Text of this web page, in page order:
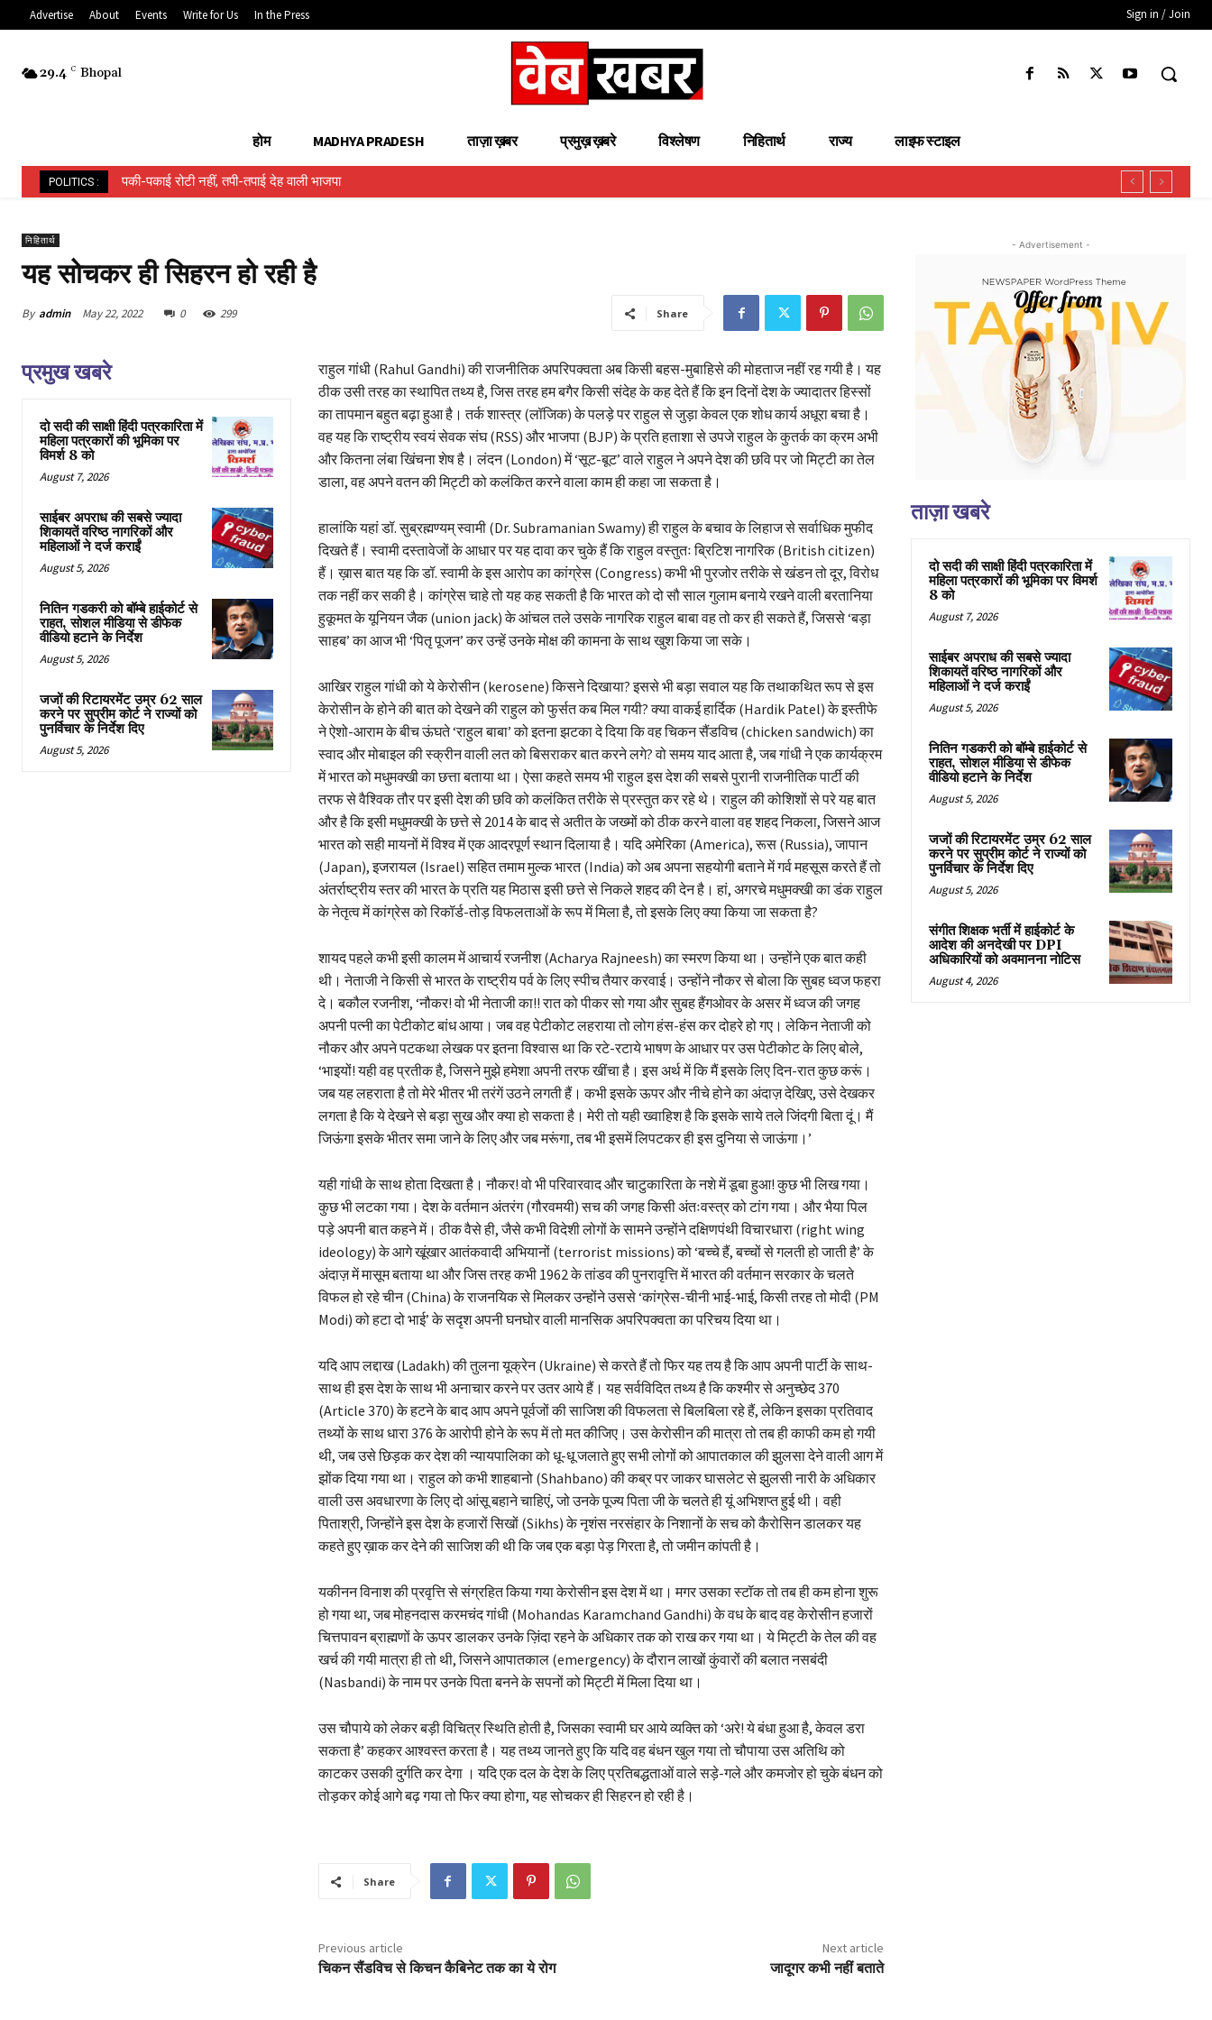
Advertise About Events Write for Us In the Press Sign in / Join
29.4 C Bhopal
होम MADHYA PRADESH ताज़ा ख़बर प्रमुख़ ख़बरे विश्लेषण निहितार्थ राज्य लाइफ स्टाइल
POLITICS : पकी-पकाई रोटी नहीं, तपी-तपाई देह वाली भाजपा
निहितार्थ
यह सोचकर ही सिहरन हो रही है
By admin May 22, 2022 0 299 Share
प्रमुख खबरे
दो सदी की साक्षी हिंदी पत्रकारिता में
महिला पत्रकारों की भूमिका पर
विमर्श 8 को
August 7, 2026
साईबर अपराध की सबसे ज्यादा
शिकायतें वरिष्ठ नागरिकों और
महिलाओं ने दर्ज कराईं
August 5, 2026
नितिन गडकरी को बॉम्बे हाईकोर्ट से
राहत, सोशल मीडिया से डीफेक
वीडियो हटाने के निर्देश
August 5, 2026
जजों की रिटायरमेंट उम्र 62 साल
करने पर सुप्रीम कोर्ट ने राज्यों को
पुनर्विचार के निर्देश दिए
August 5, 2026
राहुल गांधी (Rahul Gandhi) की राजनीतिक अपरिपक्वता अब किसी बहस-मुबाहिसे की मोहताज नहीं रह गयी है। यह
ठीक उसी तरह का स्थापित तथ्य है, जिस तरह हम बगैर किसी संदेह के कह देते हैं कि इन दिनों देश के ज्यादातर हिस्सों
का तापमान बहुत बढ़ा हुआ है। तर्क शास्त्र (लॉजिक) के पलड़े पर राहुल से जुड़ा केवल एक शोध कार्य अधूरा बचा है।
वह यह कि राष्ट्रीय स्वयं सेवक संघ (RSS) और भाजपा (BJP) के प्रति हताशा से उपजे राहुल के कुतर्क का क्रम अभी
और कितना लंबा खिंचना शेष है। लंदन (London) में ‘सूट-बूट’ वाले राहुल ने अपने देश की छवि पर जो मिट्टी का तेल
डाला, वह अपने वतन की मिट्टी को कलंकित करने वाला काम ही कहा जा सकता है।
हालांकि यहां डॉ. सुब्रह्मण्यम् स्वामी (Dr. Subramanian Swamy) ही राहुल के बचाव के लिहाज से सर्वाधिक मुफीद
दिखते हैं। स्वामी दस्तावेजों के आधार पर यह दावा कर चुके हैं कि राहुल वस्तुतः ब्रिटिश नागरिक (British citizen)
हैं। ख़ास बात यह कि डॉ. स्वामी के इस आरोप का कांग्रेस (Congress) कभी भी पुरजोर तरीके से खंडन तो दूर, विरोध
तक नहीं कर सकी है। कांग्रेस चाहे तो यह कह सकती है कि भारत को दो सौ साल गुलाम बनाये रखने वाली बरतानिया
हुकूमत के यूनियन जैक (union jack) के आंचल तले उसके नागरिक राहुल बाबा वह तो कर ही सकते हैं, जिससे ‘बड़ा
साहब’ का आज भी ‘पितृ पूजन’ कर उन्हें उनके मोक्ष की कामना के साथ खुश किया जा सके।
आखिर राहुल गांधी को ये केरोसीन (kerosene) किसने दिखाया? इससे भी बड़ा सवाल यह कि तथाकथित रूप से इस
केरोसीन के होने की बात को देखने की राहुल को फुर्सत कब मिल गयी? क्या वाकई हार्दिक (Hardik Patel) के इस्तीफे
ने ऐशो-आराम के बीच ऊंघते ‘राहुल बाबा’ को इतना झटका दे दिया कि वह चिकन सैंडविच (chicken sandwich) का
स्वाद और मोबाइल की स्क्रीन वाली लत को बिसराकर बात करने लगे? वो समय याद आता है, जब गांधी ने एक कार्यक्रम
में भारत को मधुमक्खी का छत्ता बताया था। ऐसा कहते समय भी राहुल इस देश की सबसे पुरानी राजनीतिक पार्टी की
तरफ से वैश्विक तौर पर इसी देश की छवि को कलंकित तरीके से प्रस्तुत कर रहे थे। राहुल की कोशिशों से परे यह बात
और है कि इसी मधुमक्खी के छत्ते से 2014 के बाद से अतीत के जख्मों को ठीक करने वाला वह शहद निकला, जिसने आज
भारत को सही मायनों में विश्व में एक आदरपूर्ण स्थान दिलाया है। यदि अमेरिका (America), रूस (Russia), जापान
(Japan), इजरायल (Israel) सहित तमाम मुल्क भारत (India) को अब अपना सहयोगी बताने में गर्व महसूस करते हैं तो
अंतर्राष्ट्रीय स्तर की भारत के प्रति यह मिठास इसी छत्ते से निकले शहद की देन है। हां, अगरचे मधुमक्खी का डंक राहुल
के नेतृत्व में कांग्रेस को रिकॉर्ड-तोड़ विफलताओं के रूप में मिला है, तो इसके लिए क्या किया जा सकता है?
शायद पहले कभी इसी कालम में आचार्य रजनीश (Acharya Rajneesh) का स्मरण किया था। उन्होंने एक बात कही
थी। नेताजी ने किसी से भारत के राष्ट्रीय पर्व के लिए स्पीच तैयार करवाई। उन्होंने नौकर से बोला कि सुबह ध्वज फहरा
दे। बकौल रजनीश, ‘नौकर! वो भी नेताजी का!! रात को पीकर सो गया और सुबह हैंगओवर के असर में ध्वज की जगह
अपनी पत्नी का पेटीकोट बांध आया। जब वह पेटीकोट लहराया तो लोग हंस-हंस कर दोहरे हो गए। लेकिन नेताजी को
नौकर और अपने पटकथा लेखक पर इतना विश्वास था कि रटे-रटाये भाषण के आधार पर उस पेटीकोट के लिए बोले,
‘भाइयों! यही वह प्रतीक है, जिसने मुझे हमेशा अपनी तरफ खींचा है। इस अर्थ में कि मैं इसके लिए दिन-रात कुछ करूं।
जब यह लहराता है तो मेरे भीतर भी तरंगें उठने लगती हैं। कभी इसके ऊपर और नीचे होने का अंदाज़ देखिए, उसे देखकर
लगता है कि ये देखने से बड़ा सुख और क्या हो सकता है। मेरी तो यही ख्वाहिश है कि इसके साये तले जिंदगी बिता दूं। मैं
जिऊंगा इसके भीतर समा जाने के लिए और जब मरूंगा, तब भी इसमें लिपटकर ही इस दुनिया से जाऊंगा।’
यही गांधी के साथ होता दिखता है। नौकर! वो भी परिवारवाद और चाटुकारिता के नशे में डूबा हुआ! कुछ भी लिख गया।
कुछ भी लटका गया। देश के वर्तमान अंतरंग (गौरवमयी) सच की जगह किसी अंतःवस्त्र को टांग गया। और भैया पिल
पड़े अपनी बात कहने में। ठीक वैसे ही, जैसे कभी विदेशी लोगों के सामने उन्होंने दक्षिणपंथी विचारधारा (right wing
ideology) के आगे खूंखार आतंकवादी अभियानों (terrorist missions) को ‘बच्चे हैं, बच्चों से गलती हो जाती है’ के
अंदाज़ में मासूम बताया था और जिस तरह कभी 1962 के तांडव की पुनरावृत्ति में भारत की वर्तमान सरकार के चलते
विफल हो रहे चीन (China) के राजनयिक से मिलकर उन्होंने उससे ‘कांग्रेस-चीनी भाई-भाई, किसी तरह तो मोदी (PM
Modi) को हटा दो भाई’ के सदृश अपनी घनघोर वाली मानसिक अपरिपक्वता का परिचय दिया था।
यदि आप लद्दाख (Ladakh) की तुलना यूक्रेन (Ukraine) से करते हैं तो फिर यह तय है कि आप अपनी पार्टी के साथ-
साथ ही इस देश के साथ भी अनाचार करने पर उतर आये हैं। यह सर्वविदित तथ्य है कि कश्मीर से अनुच्छेद 370
(Article 370) के हटने के बाद आप अपने पूर्वजों की साजिश की विफलता से बिलबिला रहे हैं, लेकिन इसका प्रतिवाद
तथ्यों के साथ धारा 376 के आरोपी होने के रूप में तो मत कीजिए। उस केरोसीन की मात्रा तो तब ही काफी कम हो गयी
थी, जब उसे छिड़क कर देश की न्यायपालिका को धू-धू जलाते हुए सभी लोगों को आपातकाल की झुलसा देने वाली आग में
झोंक दिया गया था। राहुल को कभी शाहबानो (Shahbano) की कब्र पर जाकर घासलेट से झुलसी नारी के अधिकार
वाली उस अवधारणा के लिए दो आंसू बहाने चाहिएं, जो उनके पूज्य पिता जी के चलते ही यूं अभिशप्त हुई थी। वही
पिताश्री, जिन्होंने इस देश के हजारों सिखों (Sikhs) के नृशंस नरसंहार के निशानों के सच को कैरोसिन डालकर यह
कहते हुए ख़ाक कर देने की साजिश की थी कि जब एक बड़ा पेड़ गिरता है, तो जमीन कांपती है।
यकीनन विनाश की प्रवृत्ति से संग्रहित किया गया केरोसीन इस देश में था। मगर उसका स्टॉक तो तब ही कम होना शुरू
हो गया था, जब मोहनदास करमचंद गांधी (Mohandas Karamchand Gandhi) के वध के बाद वह केरोसीन हजारों
चित्तपावन ब्राह्मणों के ऊपर डालकर उनके ज़िंदा रहने के अधिकार तक को राख कर गया था। ये मिट्टी के तेल की वह
खर्च की गयी मात्रा ही तो थी, जिसने आपातकाल (emergency) के दौरान लाखों कुंवारों की बलात नसबंदी
(Nasbandi) के नाम पर उनके पिता बनने के सपनों को मिट्टी में मिला दिया था।
उस चौपाये को लेकर बड़ी विचित्र स्थिति होती है, जिसका स्वामी घर आये व्यक्ति को ‘अरे! ये बंधा हुआ है, केवल डरा
सकता है’ कहकर आश्वस्त करता है। यह तथ्य जानते हुए कि यदि वह बंधन खुल गया तो चौपाया उस अतिथि को
काटकर उसकी दुर्गति कर देगा । यदि एक दल के देश के लिए प्रतिबद्धताओं वाले सड़े-गले और कमजोर हो चुके बंधन को
तोड़कर कोई आगे बढ़ गया तो फिर क्या होगा, यह सोचकर ही सिहरन हो रही है।
Share
Previous article
चिकन सैंडविच से किचन कैबिनेट तक का ये रोग
Next article
जादूगर कभी नहीं बताते
- Advertisement -
ताज़ा खबरे
दो सदी की साक्षी हिंदी पत्रकारिता में
महिला पत्रकारों की भूमिका पर विमर्श
8 को
August 7, 2026
साईबर अपराध की सबसे ज्यादा
शिकायतें वरिष्ठ नागरिकों और
महिलाओं ने दर्ज कराईं
August 5, 2026
नितिन गडकरी को बॉम्बे हाईकोर्ट से
राहत, सोशल मीडिया से डीफेक
वीडियो हटाने के निर्देश
August 5, 2026
जजों की रिटायरमेंट उम्र 62 साल
करने पर सुप्रीम कोर्ट ने राज्यों को
पुनर्विचार के निर्देश दिए
August 5, 2026
संगीत शिक्षक भर्ती में हाईकोर्ट के
आदेश की अनदेखी पर DPI
अधिकारियों को अवमानना नोटिस
August 4, 2026